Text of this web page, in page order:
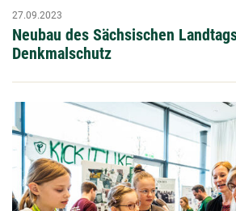
Neubau des Sächsischen
Denkmalschutz
27.09.2023